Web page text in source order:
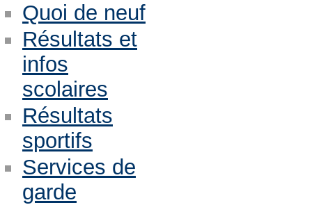
Quoi de neuf
Résultats et
infos
scolaires
Résultats
sportifs
Services de
garde